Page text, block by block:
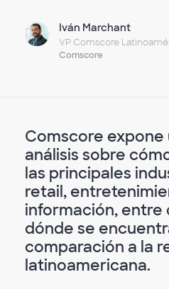
Iván Marchant
VP Comscore
Comscore
Comscore expone
análisis sobre
las principales
retail,
información, entre
dónde se
comparación a la
latinoamericana.